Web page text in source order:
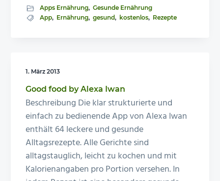
Apps Ernährung, Gesunde Ernährung
App, Ernährung, gesund, kostenlos, Rezepte
1. März 2013
Good food by Alexa Iwan
Beschreibung Die klar strukturierte und
einfach zu bedienende App von Alexa Iwan
enthält 64 leckere und gesunde
Alltagsrezepte. Alle Gerichte sind
alltagstauglich, leicht zu kochen und mit
Kalorienangaben pro Portion versehen. In